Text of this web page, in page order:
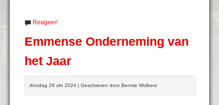
Reageer!
Emmense Onderneming van
het Jaar
dinsdag 29 okt 2024 | Geschreven door Bennie Wolbers